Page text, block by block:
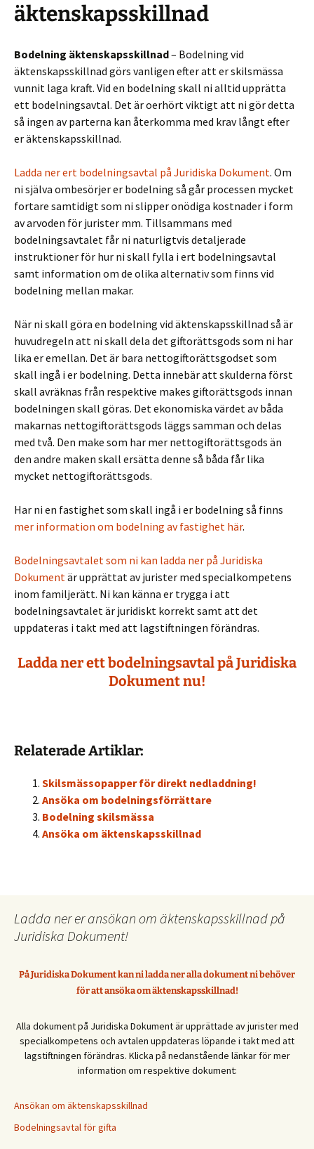
äktenskapsskillnad
Bodelning äktenskapsskillnad– Bodelning vid
äktenskapsskillnad görs vanligen efter att er skilsmässa
vunnit laga kraft. Vid en bodelning skall ni alltid upprätta
ett bodelningsavtal. Det är oerhört viktigt att ni gör detta
så ingen av parterna kan återkomma med krav långt efter
er äktenskapsskillnad.
Ladda ner ert bodelningsavtal på Juridiska Dokument. Om
ni själva ombesörjer er bodelning så går processen mycket
fortare samtidigt som ni slipper onödiga kostnader i form
av arvoden för jurister mm. Tillsammans med
bodelningsavtalet får ni naturligtvis detaljerade
instruktioner för hur ni skall fylla i ert bodelningsavtal
samt information om de olika alternativ som finns vid
bodelning mellan makar.
När ni skall göra en bodelning vid äktenskapsskillnad så är
huvudregeln att ni skall dela det giftorättsgods som ni har
lika er emellan. Det är bara nettogiftorättsgodset som
skall ingå i er bodelning. Detta innebär att skulderna först
skall avräknas från respektive makes giftorättsgods innan
bodelningen skall göras. Det ekonomiska värdet av båda
makarnas nettogiftorättsgods läggs samman och delas
med två. Den make som har mer nettogiftorättsgods än
den andre maken skall ersätta denne så båda får lika
mycket nettogiftorättsgods.
Har ni en fastighet som skall ingå i er bodelning så finns
mer information om bodelning av fastighet här.
Bodelningsavtalet som ni kan ladda ner på Juridiska
Dokument är upprättat av jurister med specialkompetens
inom familjerätt. Ni kan känna er trygga i att
bodelningsavtalet är juridiskt korrekt samt att det
uppdateras i takt med att lagstiftningen förändras.
Ladda ner ett bodelningsavtal på Juridiska
Dokument nu!
Relaterade Artiklar:
Skilsmässopapper för direkt nedladdning!
Ansöka om bodelningsförrättare
Bodelning skilsmässa
Ansöka om äktenskapsskillnad
Ladda ner er ansökan om äktenskapsskillnad på
Juridiska Dokument!
På Juridiska Dokument kan ni ladda ner alla dokument ni behöver
för att ansöka om äktenskapsskillnad!
Alla dokument på Juridiska Dokument är upprättade av jurister med
specialkompetens och avtalen uppdateras löpande i takt med att
lagstiftningen förändras. Klicka på nedanstående länkar för mer
information om respektive dokument:
Ansökan om äktenskapsskillnad
Bodelningsavtal för gifta